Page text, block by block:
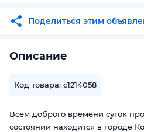
Поделиться этим
Описание
Код товара: c1214058
Всем доброго времени суток
состоянии находится в городе